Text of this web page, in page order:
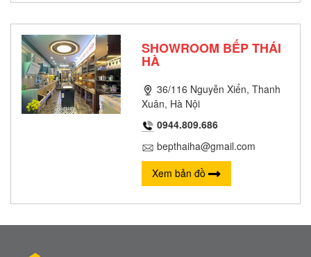
SHOWROOM BẾP THÁI
HÀ
36/116 Nguyễn Xiển, Thanh
Xuân, Hà Nội
0944.809.686
bepthaiha@gmail.com
Xem bản đồ